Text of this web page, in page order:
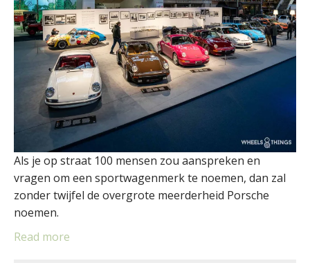
Als je op straat 100 mensen zou aanspreken en
vragen om een sportwagenmerk te noemen, dan zal
zonder twijfel de overgrote meerderheid Porsche
noemen.
Read more